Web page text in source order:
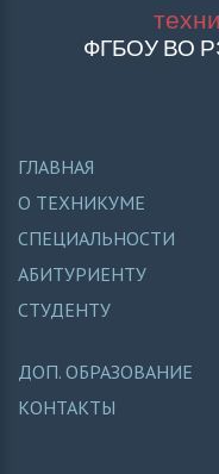
ФГБОУ ВО
ГЛАВНАЯ
О ТЕХНИКУМЕ
СПЕЦИАЛЬНОСТИ
АБИТУРИЕНТУ
СТУДЕНТУ
ДОП. ОБРАЗОВАНИЕ
КОНТАКТЫ